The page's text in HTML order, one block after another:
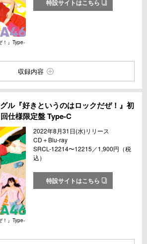
！』Type-
特設サイトはこちら
収録内容
ル『好きというのはロックだぜ！』初
回仕様限定盤 Type-C
！』Type-
2022年8月31日(水)リリース
CD＋Blu-ray
SRCL-12214〜12215／1,900円（税
込）
特設サイトはこちら